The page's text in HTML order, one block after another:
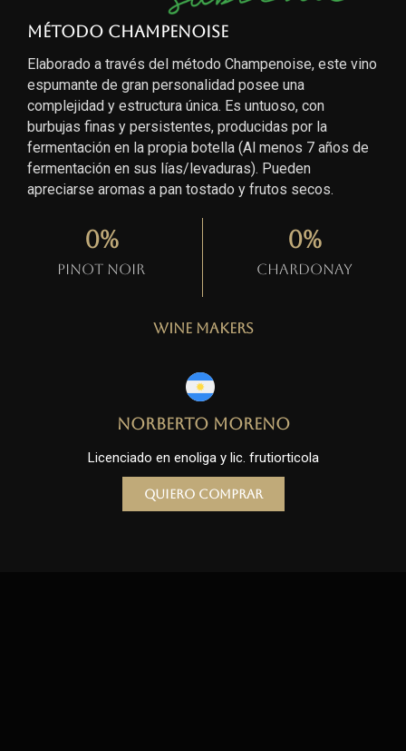
Método Champenoise
Elaborado a través del método Champenoise, este vino
espumante de gran personalidad posee una
complejidad y estructura única. Es untuoso, con
burbujas finas y persistentes, producidas por la
fermentación en la propia botella (Al menos 7 años de
fermentación en sus lías/levaduras). Pueden
apreciarse aromas a pan tostado y frutos secos.
Pinot Noir
0%
Chardonay
0%
Wine Makers
Norberto Moreno
Licenciado en enoliga y lic. frutiorticola
Quiero comprar